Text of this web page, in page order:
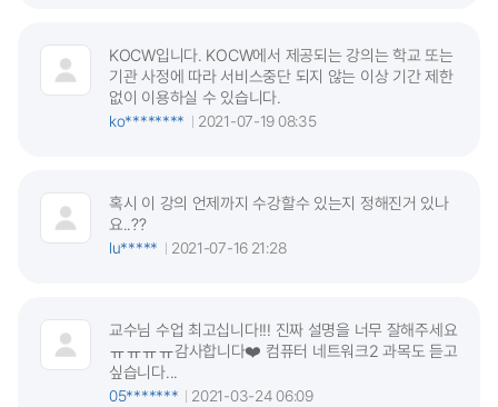
KOCW입니다. KOCW에서 제공되는 강의는 학교 또는
기관 사정에 따라 서비스중단 되지 않는 이상 기간 제한
없이 이용하실 수 있습니다.
ko********
2021-07-19 08:35
혹시 이 강의 언제까지 수강할수 있는지 정해진거 있나
요..??
lu*****
2021-07-16 21:28
교수님 수업 최고십니다!!! 진짜 설명을 너무 잘해주세요
ㅠㅠㅠㅠ감사합니다❤️ 컴퓨터 네트워크2 과목도 듣고
싶습니다...
05*******
2021-03-24 06:09